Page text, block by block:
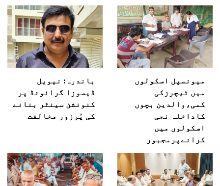
میونسپل اسکولوں
میں ٹیچرزکی
کمی،والدین بچوں
کاداخلہ نجی
اسکولوں میں
کرانےپرمجبور
باندرہ: نیویل
ڈیسوزا گرائونڈ پر
کنونشن سینٹر بنانے
کی پُرزور مخالفت